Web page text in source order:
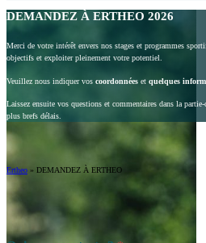
DEMANDEZ À ERTHEO 2026
Merci de votre intérêt envers nos stages et programmes
objectifs et exploiter pleinement votre potentiel.
Veuillez nous indiquer vos coordonnées et quelques
Laissez ensuite vos questions et commentaires dans la
plus brefs délais.
Ertheo » DEMANDEZ À ERTHEO